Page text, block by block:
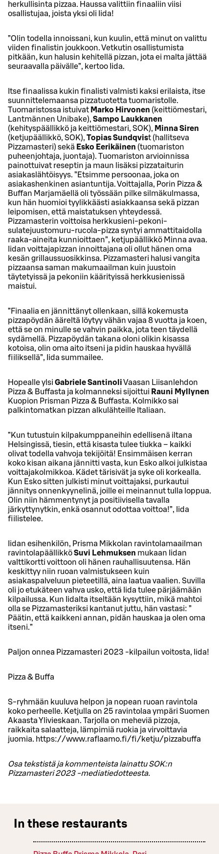
herkullisinta pizzaa. Haussa valittiin finaaliin viisi
osallistujaa, joista yksi oli Iida!
”Olin todella innoissani, kun kuulin, että minut on valittu
viiden finalistin joukkoon. Vetkutin osallistumista
pitkään, kun halusin kehitellä pizzan, jota ei malta jättää
seuraavalla päivälle”, kertoo Iida.
Itse finaalissa kukin finalisti valmisti kaksi erilaista, itse
suunnittelemaansa pizzatuotetta tuomaristolle.
Tuomaristossa istuivat Marko Hirvonen (keittiömestari,
Lantmännen Unibake), Sampo Laukkanen
(kehityspäällikkö ja keittiömestari, SOK), Minna Siren
(ketjupäällikkö, SOK), Topias Sundqvist (hallitseva
Pizzamasteri) sekä Esko Eerikäinen (tuomariston
puheenjohtaja, juontaja). Tuomariston arvioinnissa
painottuivat reseptin ja maun lisäksi pizzataiturin
asiakaslähtöisyys. ”Etsimme persoonaa, joka on
asiakashenkinen asiantuntija. Voittajalla, Porin Pizza &
Buffan Marjamäellä oli työssään pilke silmäkulmassa,
kun hän huomioi tyylikkäästi asiakkaansa sekä pizzan
leipomisen, että maistatuksen yhteydessä.
Pizzamasterin voittoisa herkkusieni-pekoni-
sulatejuustomuru-rucola-pizza syntyi ammattitaidolla
raaka-aineita kunnioittaen”, ketjupäällikkö Minna avaa.
Iidan voittajapizzan innoittajana oli ollut hänen oma
kesän grillaussuosikkinsa. Pizzamasteri halusi vangita
pizzaansa saman makumaailman kuin juustoin
täytetyissä ja pekoniin käärityissä herkkusienissä
maistui.
”Finaalia en jännittänyt ollenkaan, sillä kokemusta
pizzapöydän ääreltä löytyy vähän vajaa 8 vuotta ja koen,
että se on minulle se vahvin paikka, jota teen täydellä
sydämellä. Pizzapöydän takana oloni olikin kisassa
kotoisa, olin oma aito itseni ja pidin hauskaa hyvällä
fiiliksellä”, Iida summailee.
Hopealle ylsi Gabriele SantinoliVaasan Liisanlehdon
Pizza & Buffasta ja kolmanneksi sijoittui Rauni Myllynen
Kuopion Prisman Pizza & Buffasta. Kolmikko sai
palkintomatkan pizzan alkulähteille Italiaan.
”Kun tutustuin kilpakumppaneihin edellisenä iltana
Helsingissä, tiesin, että kisasta tulee tiukka – kaikki
olivat todella vahvoja tekijöitä! Ensimmäisen kerran
koko kisan aikana jännitti vasta, kun Esko alkoi julkistaa
voittajakolmikkoa. Kädet tärisivät ja syke oli korkealla.
Kun Esko sitten julkisti minut voittajaksi, purkautui
jännitys onnenkyynelinä, joille ei meinannut tulla loppua.
Olin niin hämmentynyt ja positiivisella tavalla
järkyttynytkin, enkä osannut odottaa voittoa!”, Iida
fiilistelee.
Iidan esihenkilön, Prisma Mikkolan ravintolamaailman
ravintolapäällikköSuvi Lehmuksen mukaan Iidan
valttikortti voittoon oli hänen rauhallisuutensa. Hän
keskittyy niin ruoan valmistukseen kuin
asiakaspalveluun pieteetillä, aina laatua vaalien. Suvilla
oli jo etukäteen vahva usko, että Iida tulee pärjäämään
kilpailussa. Kun Iidalta itseltään kysyttiin, mikä mahtoi
olla se Pizzamasteriksi kantanut juttu, hän vastasi: ”
Päätin, että kaikkeni annan, pidän hauskaa ja olen oma
itseni.”
Paljon onnea Pizzamasteri 2023 -kilpailun voitosta, Iida!
Pizza & Buffa
S-ryhmään kuuluva helpon ja nopean ruoan ravintola
koko perheelle. Ketjulla on 25 ravintolaa ympäri Suomen
Akaasta Ylivieskaan. Tarjolla on meheviä pizzoja,
raikkaita salaatteja, lämpimiä ruokia ja virvoittavia
juomia. https://www.raflaamo.fi/fi/ketju/pizzabuffa
Osa tekstistä ja kommenteista lainattu SOK:n
Pizzamasteri 2023 -mediatiedotteesta.
In these restaurants